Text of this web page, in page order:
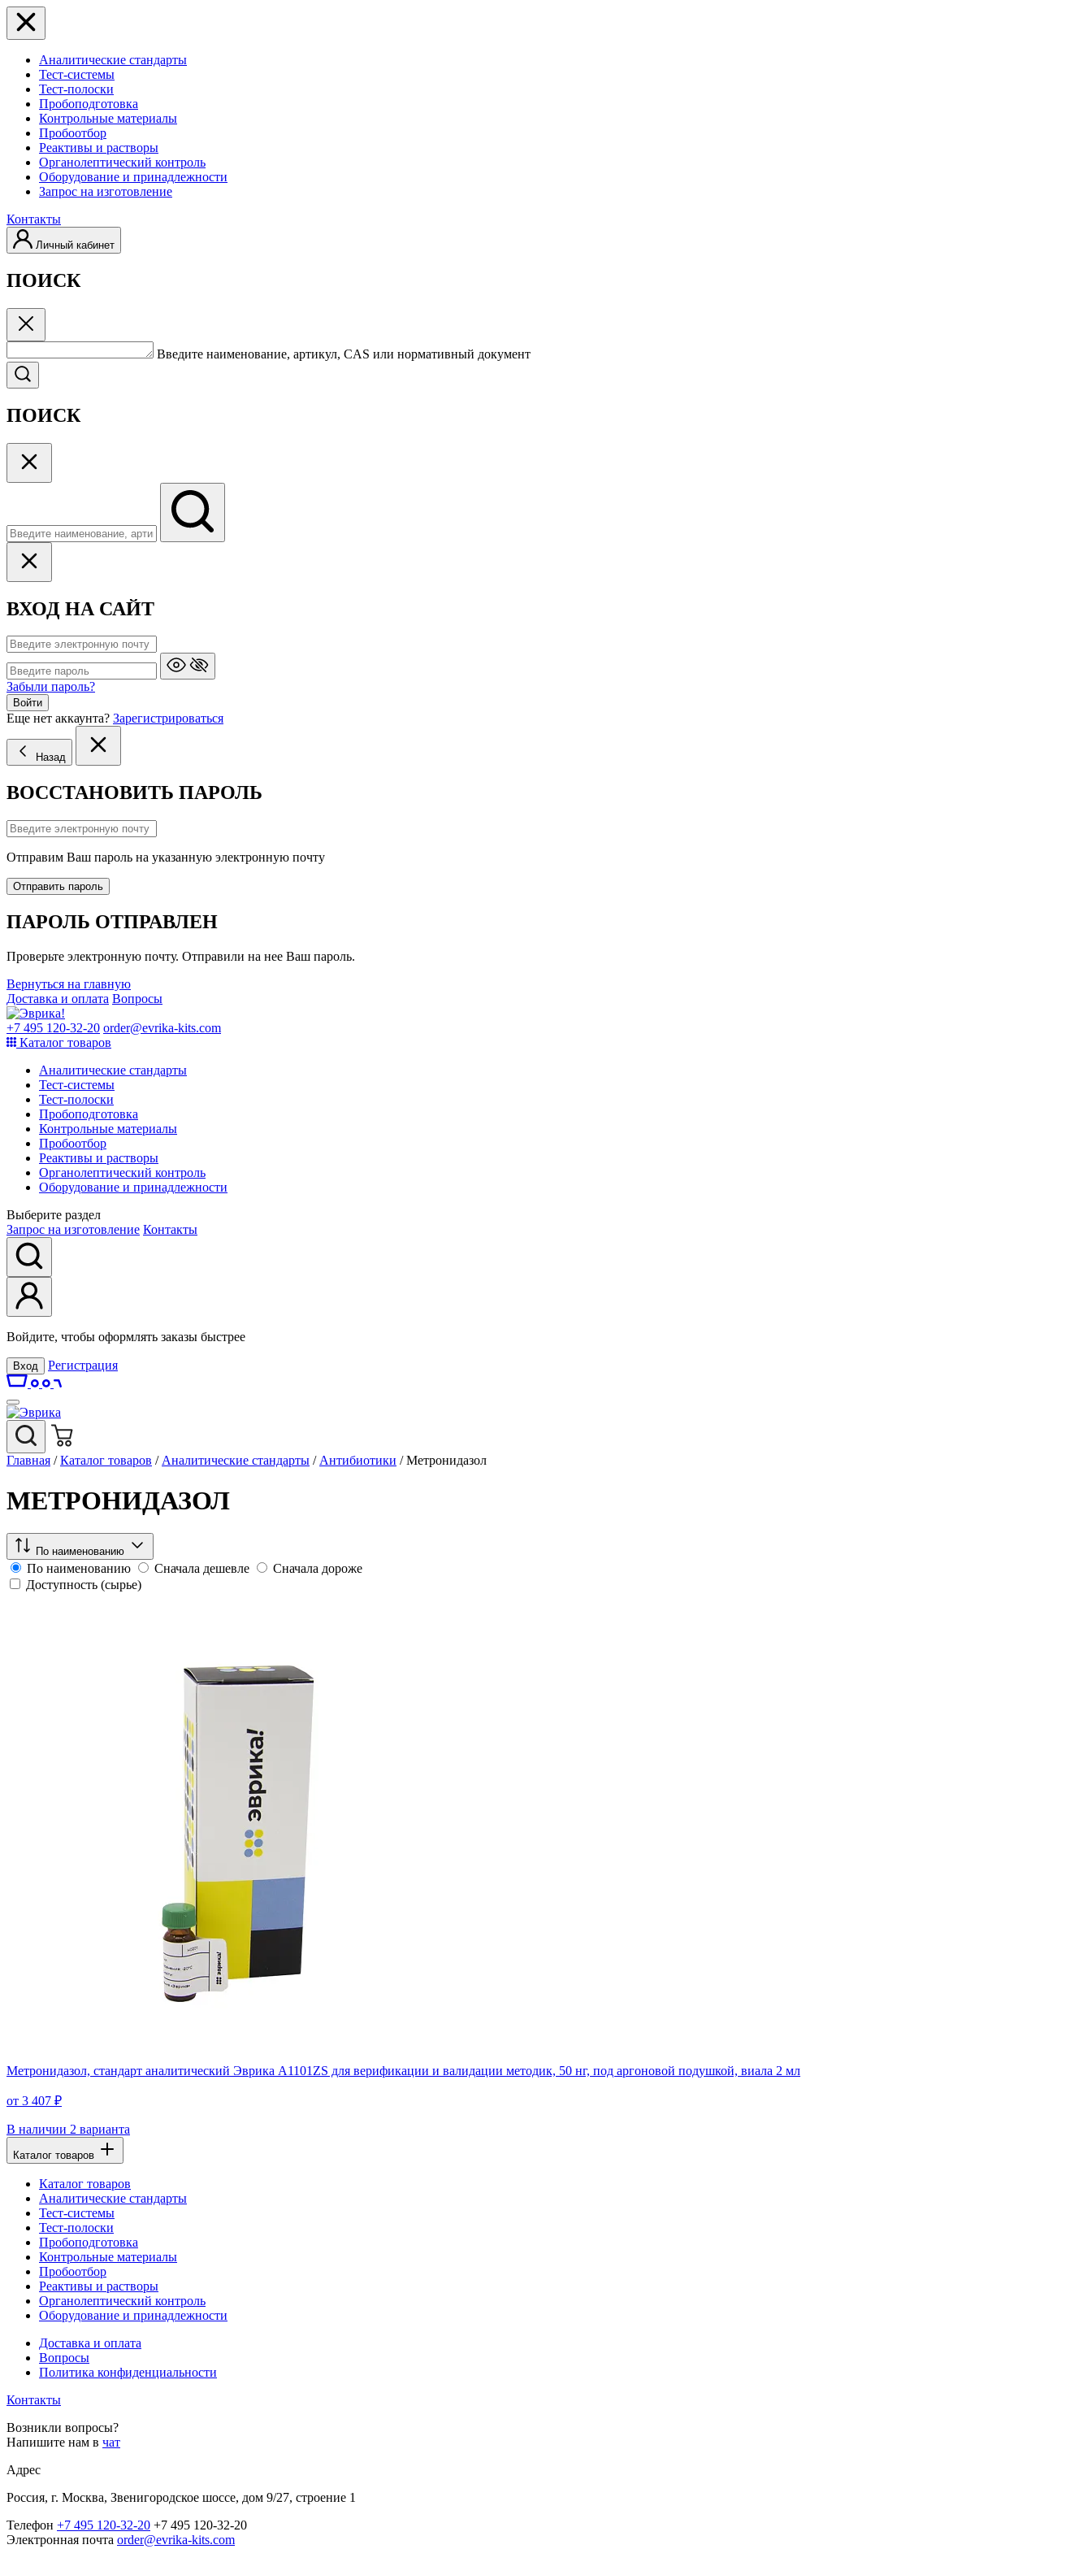
Аналитические стандарты
Тест-системы
Тест-полоски
Пробоподготовка
Контрольные материалы
Пробоотбор
Реактивы и растворы
Органолептический контроль
Оборудование и принадлежности
Запрос на изготовление
Контакты
Личный кабинет
ПОИСК
Введите наименование, артикул, CAS или нормативный документ
ПОИСК
ВХОД НА САЙТ
Забыли пароль?
Войти
Еще нет аккаунта? Зарегистрироваться
Назад
ВОССТАНОВИТЬ ПАРОЛЬ
Отправим Ваш пароль на указанную электронную почту
Отправить пароль
ПАРОЛЬ ОТПРАВЛЕН
Проверьте электронную почту. Отправили на нее Ваш пароль.
Вернуться на главную
Доставка и оплата Вопросы
+7 495 120-32-20 order@evrika-kits.com
Каталог товаров
Аналитические стандарты
Тест-системы
Тест-полоски
Пробоподготовка
Контрольные материалы
Пробоотбор
Реактивы и растворы
Органолептический контроль
Оборудование и принадлежности
Выберите раздел
Запрос на изготовление Контакты
Войдите, чтобы оформлять заказы быстрее
Вход Регистрация
Главная / Каталог товаров / Аналитические стандарты / Антибиотики / Метронидазол
МЕТРОНИДАЗОЛ
По наименованию
По наименованию Сначала дешевле
Сначала дороже
Доступность (сырье)
Метронидазол, стандарт аналитический Эврика A1101ZS для верификации и валидации методик, 50 нг, под аргоновой подушкой, виала 2 мл
от 3 407 ₽
В наличии 2 варианта
Каталог товаров
Каталог товаров
Аналитические стандарты
Тест-системы
Тест-полоски
Пробоподготовка
Контрольные материалы
Пробоотбор
Реактивы и растворы
Органолептический контроль
Оборудование и принадлежности
Доставка и оплата
Вопросы
Политика конфиденциальности
Контакты
Возникли вопросы?
Напишите нам в чат
Адрес
Россия, г. Москва, Звенигородское шоссе, дом 9/27, строение 1
Телефон +7 495 120-32-20 +7 495 120-32-20
Электронная почта order@evrika-kits.com